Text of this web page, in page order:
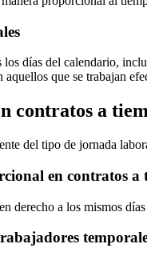
días del calendario,
aquellos que se trabajan
contratos a
del tipo de jornada
en contratos a
derecho a los mismos